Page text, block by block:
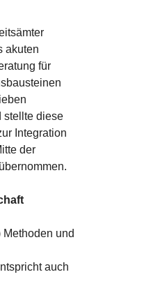
akuten
für
stellte diese
Integration
der
und
auch